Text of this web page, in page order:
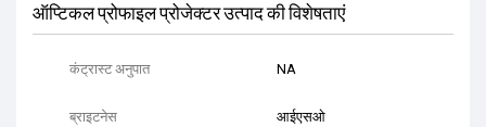
ऑप्टिकल प्रोफाइल प्रोजेक्टर उत्पाद की विशेषताएं
कंट्रास्ट अनुपात NA
ब्राइटनेस आईएसओ